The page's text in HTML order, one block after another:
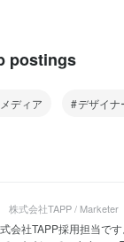
postings
メディア デザイナ
株式会社TAPP / Marketer
会社TAPP採用担当で